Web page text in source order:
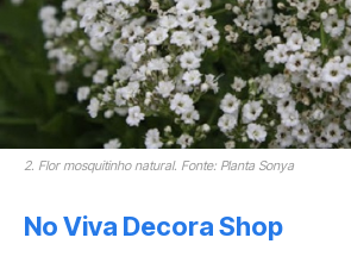
2. Flor mosquitinho natural. Fonte: Planta Sonya
No Viva Decora Shop